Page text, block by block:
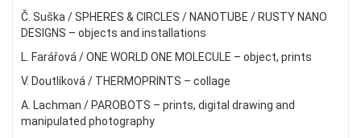
Č. Suška / SPHERES & CIRCLES / NANOTUBE / RUSTY NANO
DESIGNS – objects and installations
L. Farářová / ONE WORLD ONE MOLECULE – object, prints
V. Doutlíková / THERMOPRINTS – collage
A. Lachman / PAROBOTS – prints, digital drawing and
manipulated photography